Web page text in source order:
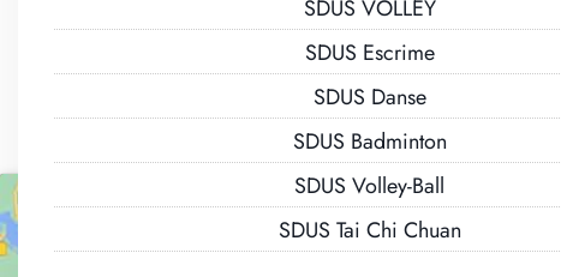
SDUS VOLLEY
SDUS Escrime
SDUS Danse
SDUS Badminton
SDUS Volley-Ball
SDUS Tai Chi Chuan